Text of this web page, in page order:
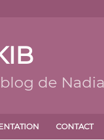
de
CONTACT